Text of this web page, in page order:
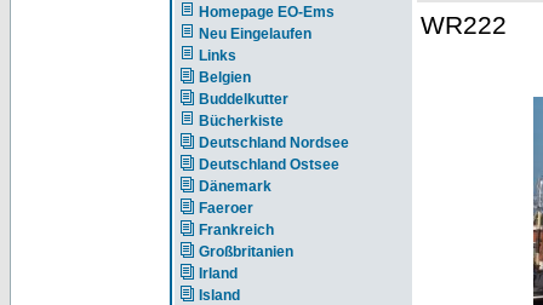
Homepage EO-Ems
Neu Eingelaufen
Links
Belgien
Buddelkutter
Bücherkiste
Deutschland Nordsee
Deutschland Ostsee
Dänemark
Faeroer
Frankreich
Großbritanien
Irland
Island
WR222